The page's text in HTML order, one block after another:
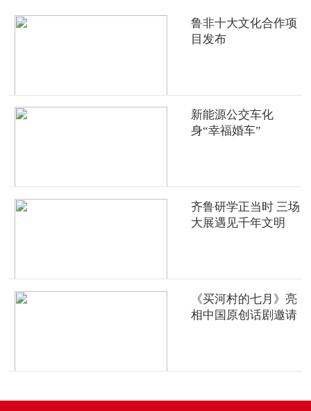
鲁非十大文化合作项
目发布
新能源公交车化
身“幸福婚车”
齐鲁研学正当时 三场
大展遇见千年文明
《买河村的七月》亮
相中国原创话剧邀请